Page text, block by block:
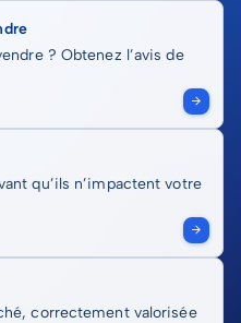
? Obtenez l’avis de
qu’ils n’impactent votre
correctement valorisée